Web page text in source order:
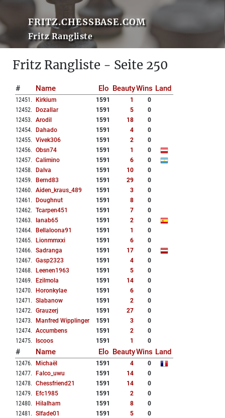
FRITZ.CHESSBASE.COM
Fritz Rangliste
Fritz Rangliste - Seite 250
# Name Elo BeautyWins Land
12451 . Kirkium 1591 1
0
12452. Dozallar 1591 5
0
12453. Arodil 1591 18
0
12454. Dahado 1591 4
0
12455. Vivek306 1591 2
0
12456. Obsn74 1591 1
0
12457. Calimino 1591 6
0
12458. Dalva 1591 10
0
12459. Bernd83 1591 29
0
12460. Aiden_kraus_489 1591 3
0
12461 . Doughnut 1591 8
0
12462. Tcarpen451 1591 7
0
12463. Ianab65 1591 2
0
12464. Bellaloona91 1591 1
0
12465. Lionmmxxi 1591 6
0
12466. Sadranga 1591 17
0
12467. Gasp2323 1591 4
0
12468. Leenen1963 1591 5
0
12469. Ezilmola 1591 14
0
12470. Horonkylae 1591 6
0
12471 . Slabanow 1591 2
0
12472. Grauzerj 1591 27
0
12473. Manfred Wipplinger 1591 3
0
12474. Accumbens 1591 2
0
12475. Iscoos 1591 1 0
# Name Elo BeautyWins Land
12476. Michaël 1591 4
0
12477. Falco_uwu 1591 14
0
12478. Chessfriend21 1591 14
0
12479. Efc1985 1591 2
0
12480. Hilalham 1591 8
0
12481 . Slfade01 1591 5
0